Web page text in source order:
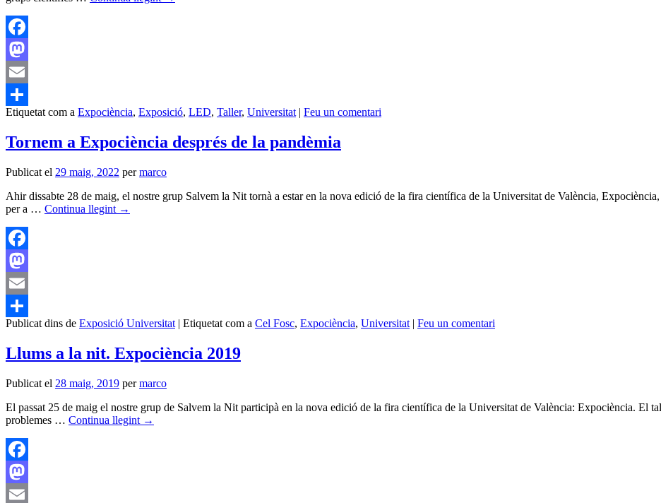
Facebook
Mastodon
Email
Comparteix
Etiquetat com a Expociència, Exposició, LED, Taller, Universitat | Feu un comentari
Tornem a Expociència després de la pandèmia
Publicat el 29 maig, 2022 per marco
Ahir dissabte 28 de maig, el nostre grup Salvem la Nit tornà a estar en la nova edició de la fira científica de la Universitat de València,
per a … Continua llegint →
Facebook
Mastodon
Email
Comparteix
Publicat dins de Exposició Universitat | Etiquetat com a Cel Fosc, Expociència, Universitat | Feu un comentari
Llums a la nit. Expociència 2019
Publicat el 28 maig, 2019 per marco
El passat 25 de maig el nostre grup de Salvem la Nit participà en la nova edició de la fira científica de la Universitat de València: Expociència. El
problemes … Continua llegint →
Facebook
Mastodon